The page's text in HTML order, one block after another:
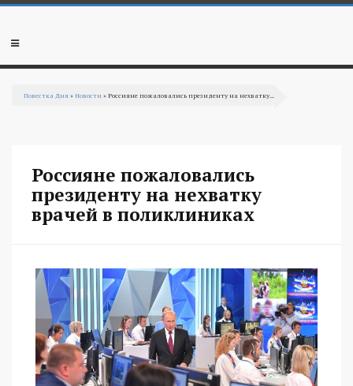
Перейти к основному содержанию
Мобильное
Повестка Дня »Новости » Россияне пожаловались президенту на нехватку...
Россияне пожаловались
президенту на нехватку
врачей в поликлиниках